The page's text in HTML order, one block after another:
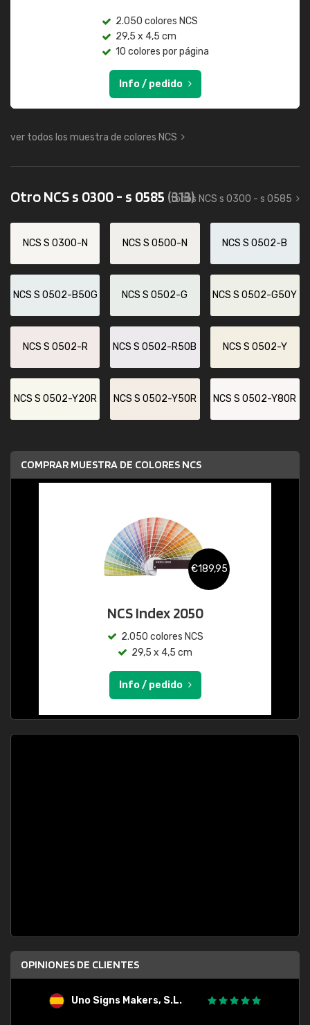
2.050 colores NCS
29,5 x 4,5 cm
10 colores por página
Info / pedido
ver todos los muestra de colores NCS
Otro NCS s 0300 - s 0585 (313)
todos NCS s 0300 - s 0585
NCS S 0300-N NCS S 0500-N NCS S 0502-B
NCS S 0502-B50G NCS S 0502-G NCS S 0502-G50Y
NCS S 0502-R NCS S 0502-R50B NCS S 0502-Y
NCS S 0502-Y20R NCS S 0502-Y50R NCS S 0502-Y80R
COMPRAR MUESTRA DE COLORES NCS
€189,95
NCS Index 2050
2.050 colores NCS
29,5 x 4,5 cm
Info / pedido
OPINIONES DE CLIENTES
Uno Signs Makers, S.L.